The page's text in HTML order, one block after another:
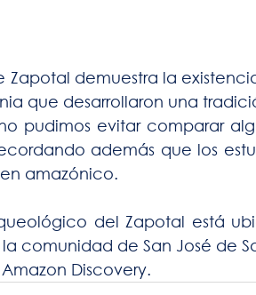
Zapotal demuestra la
que desarrollaron una
pudimos evitar comparar
además que los
amazónico.
del Zapotal está
comunidad de San José de
Discovery.